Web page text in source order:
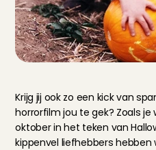
Krijg jij ook zo een kick van
horrorfilm jou te gek? Zoals
oktober in het teken van
kippenvel liefhebbers